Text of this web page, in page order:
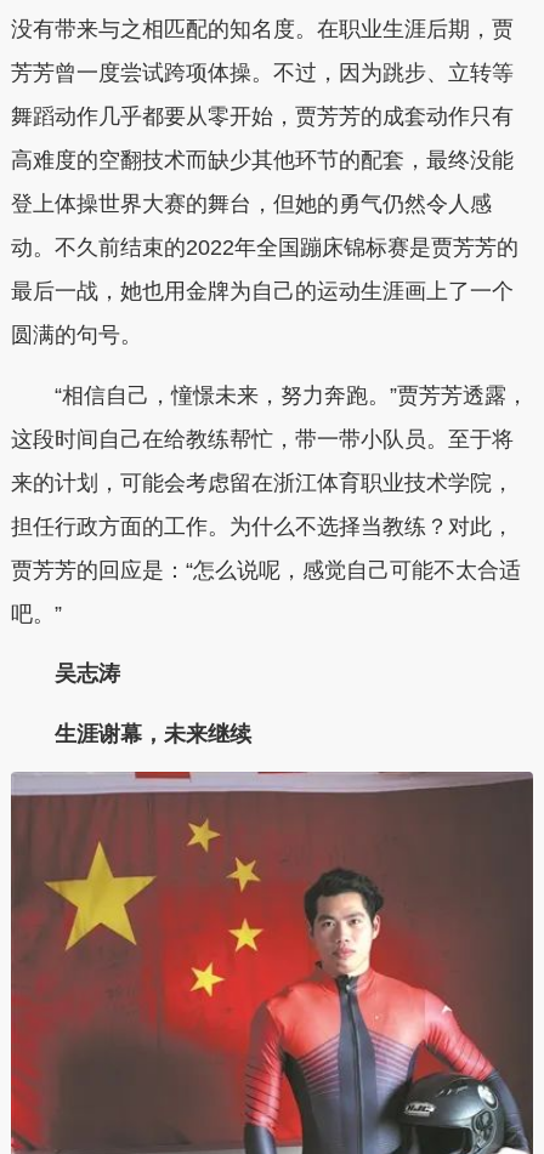
没有带来与之相匹配的知名度。在职业生涯后期，贾
芳芳曾一度尝试跨项体操。不过，因为跳步、立转等
舞蹈动作几乎都要从零开始，贾芳芳的成套动作只有
高难度的空翻技术而缺少其他环节的配套，最终没能
登上体操世界大赛的舞台，但她的勇气仍然令人感
动。不久前结束的2022年全国蹦床锦标赛是贾芳芳的
最后一战，她也用金牌为自己的运动生涯画上了一个
圆满的句号。
“相信自己，憧憬未来，努力奔跑。”贾芳芳透露，
这段时间自己在给教练帮忙，带一带小队员。至于将
来的计划，可能会考虑留在浙江体育职业技术学院，
担任行政方面的工作。为什么不选择当教练？对此，
贾芳芳的回应是：“怎么说呢，感觉自己可能不太合适
吧。”
吴志涛
生涯谢幕，未来继续